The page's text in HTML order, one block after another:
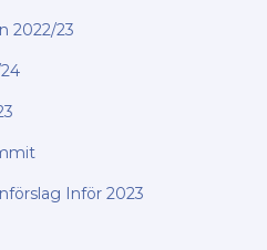
2022/23
Inför 2023